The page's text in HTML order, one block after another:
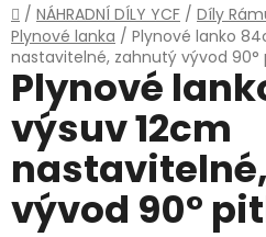
Domů
/ NÁHRADNÍ DÍLY YCF / Díly
Plynové lanka / Plynové lanko
nastavitelné, zahnutý vývod 90°
Plynové
výsuv 12cm
vývod 90°